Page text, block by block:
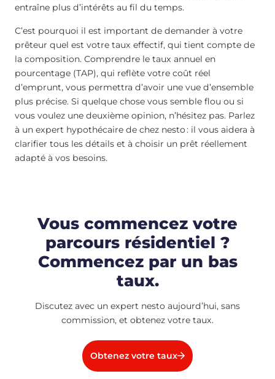
entraîne plus d’intérêts au fil du temps.
C’est pourquoi il est important de demander à votre
prêteur quel est votre taux effectif, qui tient compte de
la composition. Comprendre le taux annuel en
pourcentage (TAP), qui reflète votre coût réel
d’emprunt, vous permettra d’avoir une vue d’ensemble
plus précise. Si quelque chose vous semble flou ou si
vous voulez une deuxième opinion, n’hésitez pas. Parlez
à un expert hypothécaire de chez nesto : il vous aidera à
clarifier tous les détails et à choisir un prêt réellement
adapté à vos besoins.
Vous commencez votre
parcours résidentiel ?
Commencez par un bas
taux.
Discutez avec un expert nesto aujourd’hui, sans
commission, et obtenez votre taux.
Obtenez votre taux